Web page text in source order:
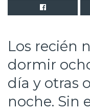
Los recién
dormir
día y otras
noche. Sin